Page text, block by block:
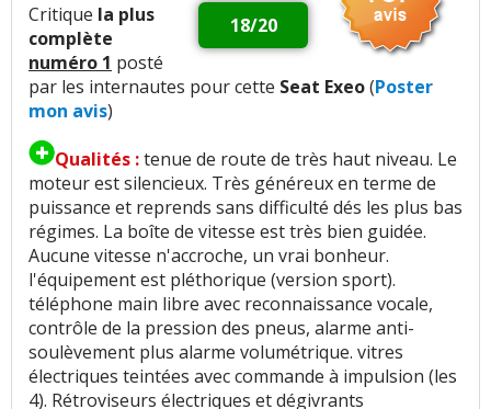
Confort des sièges :4aiment n'aime pas
Insonorisation et bruit perçu
n'aiment pas
Bruits parasites : n'aime pas
Finition / qualité des plastiques:26aiment 3
n'aiment pas
Sensibilité plastique:2n'aiment pas
Qualité son/autoradio:7aiment1n'aime pas
Habitabilité:2 aiment25n'aiment pas
18/20
Critique la plus
complète
numéro 1 posté
par les internautes pour cette Seat Exeo(Poster
mon avis)
Qualités :tenue de route de très haut niveau. Le
moteur est silencieux. Très généreux en terme de
puissance et reprends sans difficulté dés les plus bas
régimes. La boîte de vitesse est très bien guidée.
Aucune vitesse n'accroche, un vrai bonheur.
l'équipement est pléthorique (version sport).
téléphone main libre avec reconnaissance vocale,
contrôle de la pression des pneus, alarme anti-
soulèvement plus alarme volumétrique. vitres
électriques teintées avec commande à impulsion (les
4). Rétroviseurs électriques et dégivrants